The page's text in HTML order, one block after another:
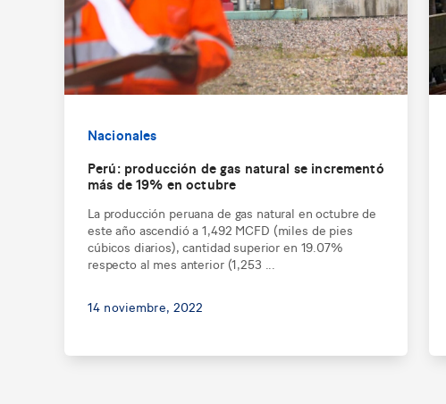
Nacionales
Perú: producción de gas natural se incrementó
más de 19% en octubre
La producción peruana de gas natural en octubre de
este año ascendió a 1,492 MCFD (miles de pies
cúbicos diarios), cantidad superior en 19.07%
respecto al mes anterior (1,253 ...
14 noviembre, 2022